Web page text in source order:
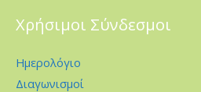
Χρήσιμοι Σύνδεσμοι
Ημερολόγιο
Διαγωνισμοί